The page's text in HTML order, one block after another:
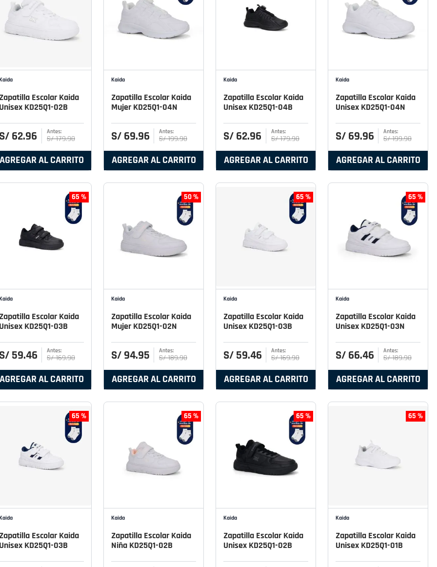
Escolar Kaida
Unisex KD25Q1-02B
S/ 62.96 S/179.90
AGREGAR AL CARRITO
Kaida
Zapatilla Escolar Kaida
Mujer KD25Q1-04N
S/ 69.96 S/199.90
AGREGAR AL CARRITO
Kaida
Zapatilla Escolar Kaida
Unisex KD25Q1-04B
S/ 62.96 S/179.90
AGREGAR AL CARRITO
Kaida
Zapatilla Escolar Kaida
Unisex KD25Q1-04N
S/ 69.96 S/199.90
AGREGAR AL CARRITO
65 %
Escolar Kaida
Unisex KD25Q1-03B
S/ 59.46 S/169.90
AGREGAR AL CARRITO
50 %
Kaida
Zapatilla Escolar Kaida
Mujer KD25Q1-02N
S/ 94.95 S/189.90
AGREGAR AL CARRITO
65 %
Kaida
Zapatilla Escolar Kaida
Unisex KD25Q1-03B
S/ 59.46 S/169.90
AGREGAR AL CARRITO
65 %
Kaida
Zapatilla Escolar Kaida
Unisex KD25Q1-03N
S/ 66.46 S/189.90
AGREGAR AL CARRITO
65 %
Escolar Kaida
Unisex KD25Q1-03B
65 %
Kaida
Zapatilla Escolar Kaida
Niña KD25Q1-02B
65 %
Kaida
Zapatilla Escolar Kaida
Unisex KD25Q1-02B
65 %
Kaida
Zapatilla Escolar Kaida
Unisex KD25Q1-01B